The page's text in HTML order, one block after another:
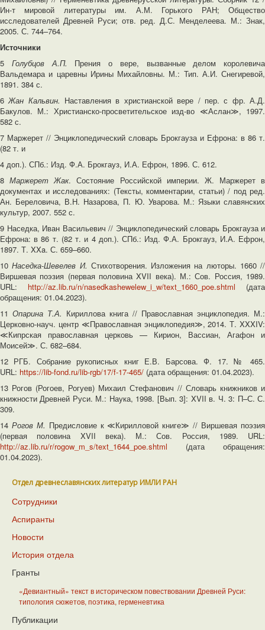
Ин-т мировой литературы им. А.М. Горького РАН; Общество
исследователей Древней Руси; отв. ред. Д.С. Менделеева. М.: Знак,
2005. С. 744–764.
Источники
5 Голубцов А.П. Прения о вере, вызванные делом королевича
Вальдемара и царевны Ирины Михайловны. М.: Тип. А.И. Снегиревой,
1891. 384 с.
6Жан Кальвин. Наставления в христианской вере / пер. с фр. А.Д.
Бакулов. М.: Христианско-просветительское изд-во ≪Аслан≫, 1997.
582 с.
7 Маржерет // Энциклопедический словарь Брокгауза и Ефрона: в 86 т.
(82 т. и
4 доп.). СПб.: Изд. Ф.А. Брокгауз, И.А. Ефрон, 1896. С. 612.
8Маржерет Жак. Состояние Российской империи. Ж. Маржерет в
документах и исследованиях: (Тексты, комментарии, статьи) / под ред.
Ан. Береловича, В.Н. Назарова, П. Ю. Уварова. М.: Языки славянских
культур, 2007. 552 с.
9 Наседка, Иван Васильевич // Энциклопедический словарь Брокгауза и
Ефрона: в 86 т. (82 т. и 4 доп.). СПб.: Изд. Ф.А. Брокгауз, И.А. Ефрон,
1897. Т. XXa. С. 659–660.
10Наседка-Шевелев И. Стихотворения. Изложения на люторы. 1660 //
Виршевая поэзия (первая половина XVII века). М.: Сов. Россия, 1989.
URL: http://az.lib.ru/n/nasedkashewelew_i_w/text_1660_poe.shtml (дата
обращения: 01.04.2023).
11 Опарина Т.А. Кириллова книга // Православная энциклопедия. М.:
Церковно-науч. центр ≪Православная энциклопедия≫, 2014. Т. XXXIV:
≪Кипрская православная церковь — Кирион, Вассиан, Агафон и
Моисей≫. С. 682–684.
12 РГБ. Собрание рукописных книг Е.В. Барсова. Ф. 17. № 465.
URL: https://lib-fond.ru/lib-rgb/17/f-17-465/ (дата обращения: 01.04.2023).
13 Рогов (Рогоев, Рогуев) Михаил Стефанович // Словарь книжников и
книжности Древней Руси. М.: Наука, 1998. [Вып. 3]: XVII в. Ч. 3: П–С. С.
309.
14 Рогов М. Предисловие к ≪Кирилловой книге≫ // Виршевая поэзия
(первая половина XVII века). М.: Сов. Россия, 1989. URL:
http://az.lib.ru/r/rogow_m_s/text_1644_poe.shtml (дата обращения:
01.04.2023).
Отдел древнеславянских литератур ИМЛИ РАН
Сотрудники
Аспиранты
Новости
История отдела
Гранты
«Девиантный» текст в историческом повествовании Древней Руси:
типология сюжетов, поэтика, герменевтика
Публикации